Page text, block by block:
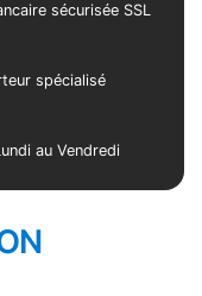
sécurisée SSL
spécialisé
au Vendredi